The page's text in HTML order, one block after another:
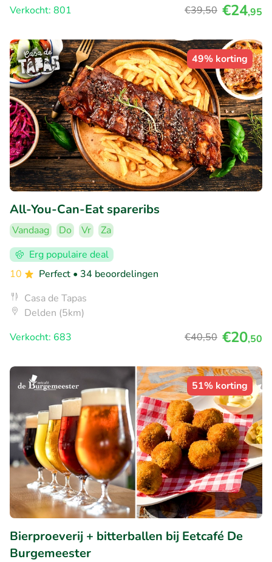
Verkocht: 801
€39,50 €24,95
49% korting
All-You-Can-Eat spareribs
Vandaag Do Vr
Za
Erg populaire deal
10
Perfect • 34 beoordelingen
Casa de Tapas
Delden (5km)
Verkocht: 683
€40,50 €20,50
51% korting
Bierproeverij + bitterballen bij Eetcafé De
Burgemeester